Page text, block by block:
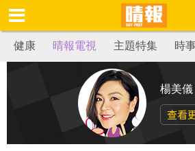
健康 晴報電視 主題特集 時
楊美儀
查看